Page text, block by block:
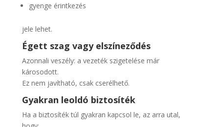
gyenge érintkezés
jele lehet.
Égett szag vagy elszíneződés
Azonnali veszély: a vezeték szigetelése már
károsodott.
Ez nem javítható, csak cserélhető.
Gyakran leoldó biztosíték
Ha a biztosíték túl gyakran kapcsol le, az arra utal,